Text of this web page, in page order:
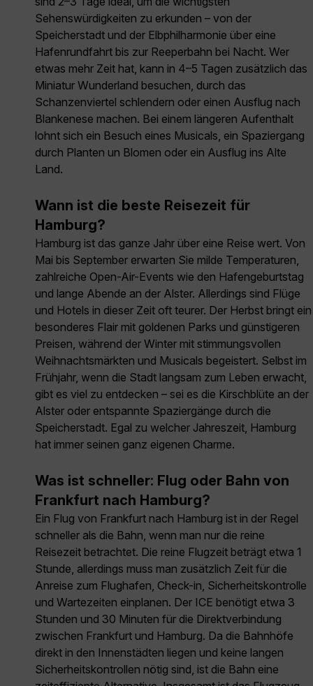
Sehenswürdigkeiten zu erkunden – von der
Speicherstadt und der Elbphilharmonie über eine
Hafenrundfahrt bis zur Reeperbahn bei Nacht. Wer
etwas mehr Zeit hat, kann in 4–5 Tagen zusätzlich das
Miniatur Wunderland besuchen, durch das
Schanzenviertel schlendern oder einen Ausflug nach
Blankenese machen. Bei einem längeren Aufenthalt
lohnt sich ein Besuch eines Musicals, ein Spaziergang
durch Planten un Blomen oder ein Ausflug ins Alte
Land.
Wann ist die beste Reisezeit für
Hamburg?
Hamburg ist das ganze Jahr über eine Reise wert. Von
Mai bis September erwarten Sie milde Temperaturen,
zahlreiche Open-Air-Events wie den Hafengeburtstag
und lange Abende an der Alster. Allerdings sind Flüge
und Hotels in dieser Zeit oft teurer. Der Herbst bringt ein
besonderes Flair mit goldenen Parks und günstigeren
Preisen, während der Winter mit stimmungsvollen
Weihnachtsmärkten und Musicals begeistert. Selbst im
Frühjahr, wenn die Stadt langsam zum Leben erwacht,
gibt es viel zu entdecken – sei es die Kirschblüte an der
Alster oder entspannte Spaziergänge durch die
Speicherstadt. Egal zu welcher Jahreszeit, Hamburg
hat immer seinen ganz eigenen Charme.
Was ist schneller: Flug oder Bahn von
Frankfurt nach Hamburg?
Ein Flug von Frankfurt nach Hamburg ist in der Regel
schneller als die Bahn, wenn man nur die reine
Reisezeit betrachtet. Die reine Flugzeit beträgt etwa 1
Stunde, allerdings muss man zusätzlich Zeit für die
Anreise zum Flughafen, Check-in, Sicherheitskontrolle
und Wartezeiten einplanen. Der ICE benötigt etwa 3
Stunden und 30 Minuten für die Direktverbindung
zwischen Frankfurt und Hamburg. Da die Bahnhöfe
direkt in den Innenstädten liegen und keine langen
Sicherheitskontrollen nötig sind, ist die Bahn eine